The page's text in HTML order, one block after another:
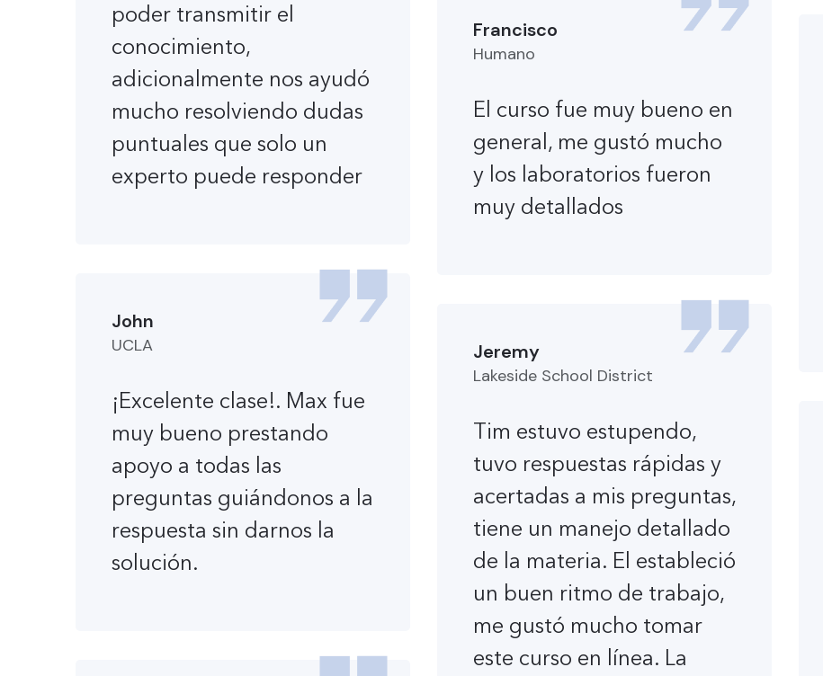
poder transmitir el
conocimiento,
adicionalmente nos ayudó
mucho resolviendo dudas
puntuales que solo un
experto puede responder
Francisco
Humano
El curso fue muy bueno en
general, me gustó mucho
y los laboratorios fueron
muy detallados
John
UCLA
¡Excelente clase!. Max fue
muy bueno prestando
apoyo a todas las
preguntas guiándonos a la
respuesta sin darnos la
solución.
Jeremy
Lakeside School District
Tim estuvo estupendo,
tuvo respuestas rápidas y
acertadas a mis preguntas,
tiene un manejo detallado
de la materia. El estableció
un buen ritmo de trabajo,
me gustó mucho tomar
este curso en línea. La